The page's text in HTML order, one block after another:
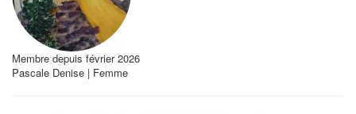
Membre depuis février 2026
Pascale Denise | Femme